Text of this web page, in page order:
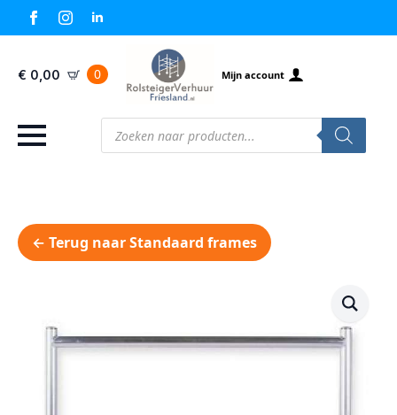
€ 0,00 0 Mijn account
Producten
zoeken
← Terug naar Standaard frames